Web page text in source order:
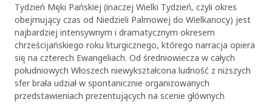
Tydzień Męki Pańskiej (inaczej Wielki Tydzień, czyli okres
obejmujący czas od Niedzieli Palmowej do Wielkanocy) jest
najbardziej intensywnym i dramatycznym okresem
chrześcijańskiego roku liturgicznego, którego narracja opiera
się na czterech Ewangeliach. Od średniowiecza w całych
południowych Włoszech niewykształcona ludność z niższych
sfer brała udział w spontanicznie organizowanych
przedstawieniach prezentujących na scenie głównych